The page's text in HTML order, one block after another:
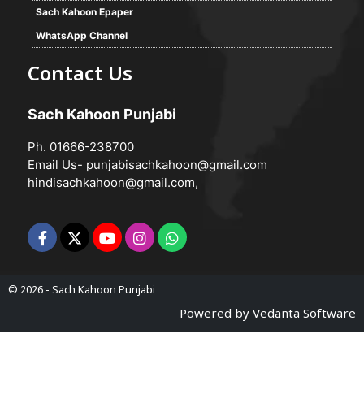
Sach Kahoon Epaper
WhatsApp Channel
Contact Us
Sach Kahoon Punjabi
Ph. 01666-238700
Email Us- punjabisachkahoon@gmail.com
hindisachkahoon@gmail.com,
© 2026 - Sach Kahoon Punjabi
Powered by Vedanta Software